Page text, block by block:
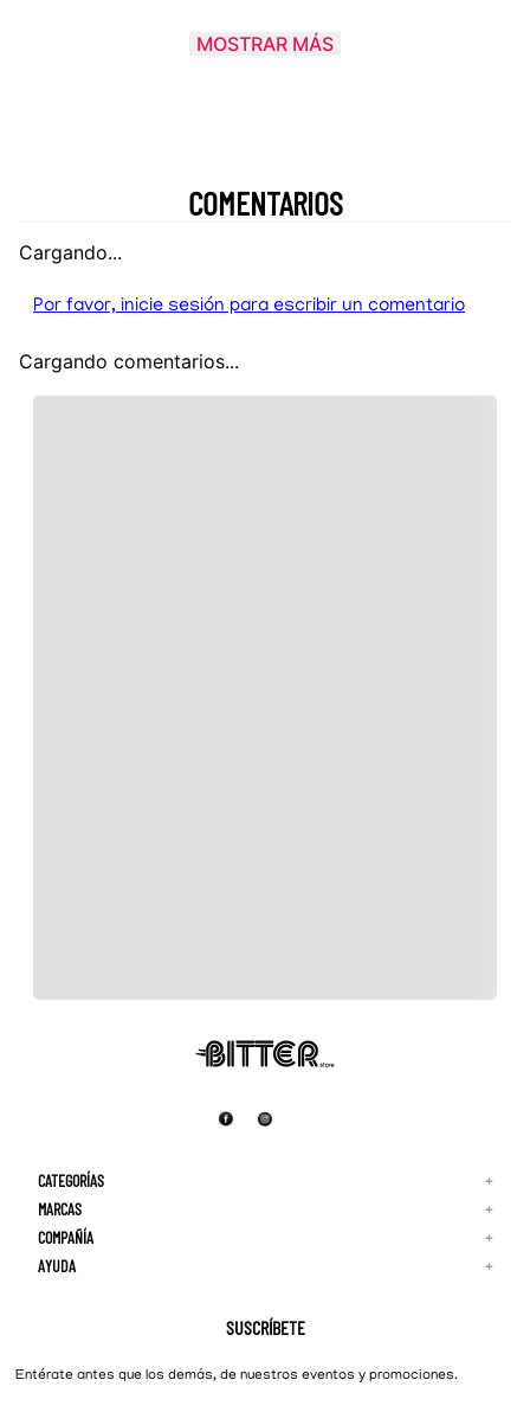
MOSTRAR MÁS
COMENTARIOS
Cargando...
Por favor, inicie sesión para escribir un comentario
Cargando comentarios...
CATEGORÍAS +
MARCAS +
Adidas
Reebok
COMPAÑÍA +
Quiénes Somos
AYUDA +
SUSCRÍBETE
Entérate antes que los demás, de nuestros eventos y promociones.